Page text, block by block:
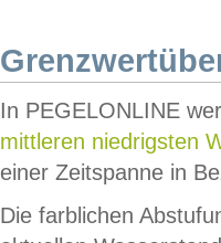
In PEGELONLINE
mittleren niedrigsten
einer Zeitspanne in
Die farblichen